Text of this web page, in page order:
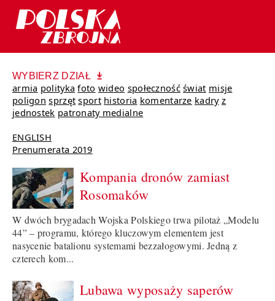
WYBIERZ DZIAŁ
armia polityka foto wideo społeczność świat misje
poligon sprzęt sport historia komentarze kadry z
jednostek patronaty medialne
ENGLISH
Prenumerata 2019
Kompania dronów zamiast
Rosomaków
W dwóch brygadach Wojska Polskiego trwa pilotaż „Modelu
44” – programu, którego kluczowym elementem jest
nasycenie batalionu systemami bezzałogowymi. Jedną z
czterech kom...
Lubawa wyposaży saperów